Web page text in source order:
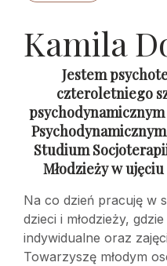
Kamila
Jestem
czteroletniego
Studium
Młodzieży w
Na co dzień pracuję w
dzieci i młodzieży,
indywidualne oraz
Towarzyszę młodym